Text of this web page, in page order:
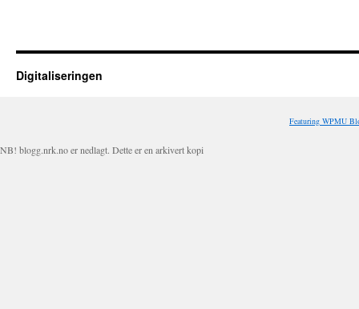
Digitaliseringen
Featuring WPMU
NB! blogg.nrk.no er nedlagt. Dette er en arkivert kopi